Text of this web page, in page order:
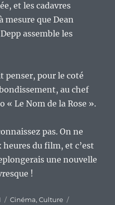
et les cadavres
mesure que Dean
assemble les
penser, pour le coté
au chef
« Le Nom de la Rose ».
pas. On ne
heures du film, et c’est
une nouvelle
!
Catégories
Cinéma,Culture